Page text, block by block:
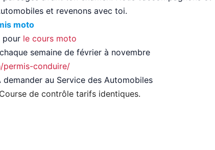
et revenons avec toi.
moto
pour le cours moto
semaine de février à novembre
conduire/
au Service des Automobiles
de contrôle tarifs identiques.